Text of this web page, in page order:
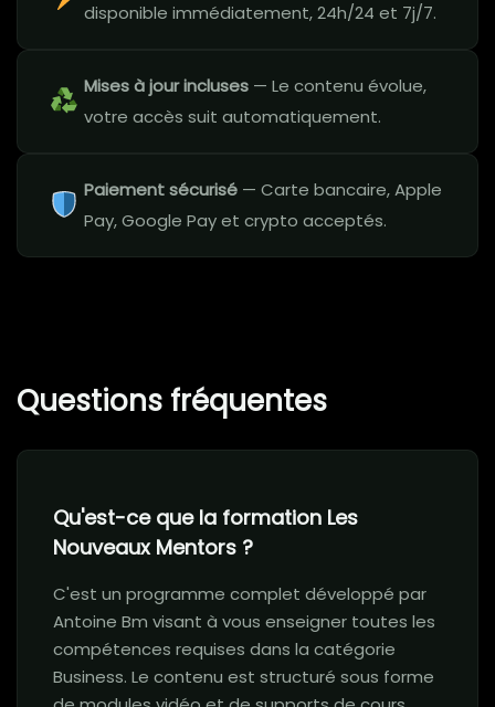
disponible immédiatement, 24h/24 et 7j/7.
Mises à jour incluses — Le contenu évolue,
votre accès suit automatiquement.
Paiement sécurisé — Carte bancaire, Apple
Pay, Google Pay et crypto acceptés.
Questions fréquentes
Qu'est-ce que la formation Les
Nouveaux Mentors ?
C'est un programme complet développé par
Antoine Bm visant à vous enseigner toutes les
compétences requises dans la catégorie
Business. Le contenu est structuré sous forme